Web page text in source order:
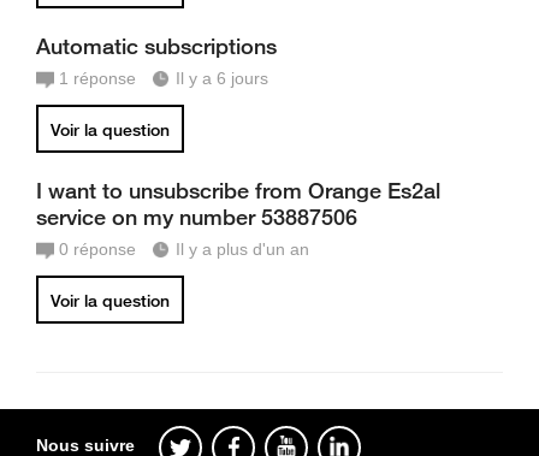
Automatic subscriptions
1 réponse Il y a 6 jours
Voir la question
I want to unsubscribe from Orange Es2al
service on my number 53887506
0 réponse Il y a plus d'un an
Voir la question
Nous suivre